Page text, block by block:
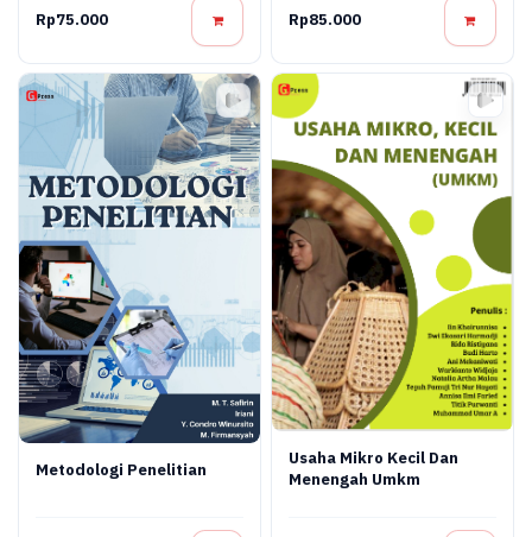
Rp75.000 Rp85.000
Metodologi Penelitian
Usaha Mikro Kecil Dan
Menengah Umkm